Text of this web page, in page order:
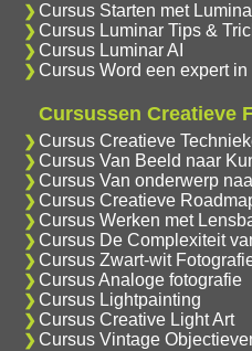
Cursus Starten met
Cursus Luminar Tips &
Cursus Luminar AI
Cursus Word een expert
Cursussen Creatieve
Cursus Creatieve
Cursus Van Beeld naar
Cursus Van onderwerp
Cursus Creatieve
Cursus Werken met
Cursus De Complexiteit
Cursus Zwart-wit
Cursus Analoge fotografie
Cursus Lightpainting
Cursus Creative Light Art
Cursus Vintage